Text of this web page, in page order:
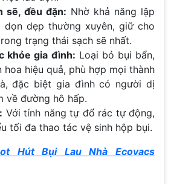
sẽ, đều đặn: Nhờ khả năng lập
dẹp thường xuyên, giữ cho
trạng thái sạch sẽ nhất.
khỏe gia đình: Loại bỏ bụi bẩn,
hoa hiệu quả, phù hợp mọi thành
đặc biệt gia đình có người dị
về đường hô hấp.
Với tính năng tự đổ rác tự động,
tối đa thao tác vệ sinh hộp bụi.
Hút Bụi Lau Nhà Ecovacs